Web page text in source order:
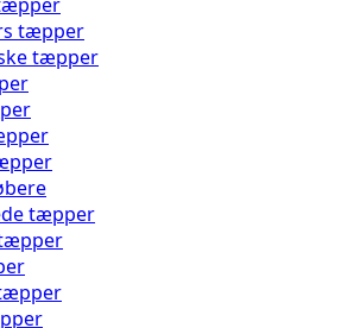
tæpper
tæpper
tæpper